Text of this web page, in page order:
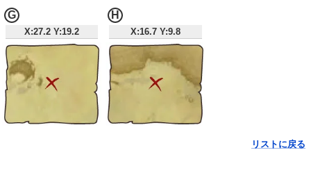
X:27.2 Y:19.2
G
X:16.7 Y:9.8
H
リストに戻る